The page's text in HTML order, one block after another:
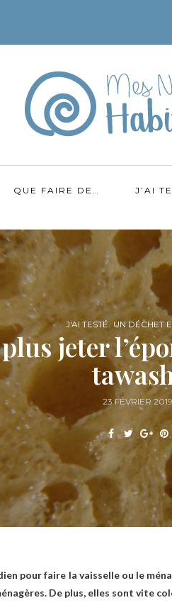
QUE FAIRE DE… J’AI
J'AI TESTÉ,UN DÉCHET
jeter
23 FÉVRIER 2019
pour faire la vaisselle ou le
De plus, elles sont vite